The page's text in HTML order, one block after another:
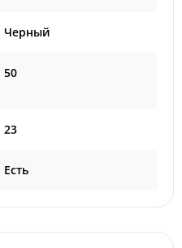
Черный
50
23
Есть